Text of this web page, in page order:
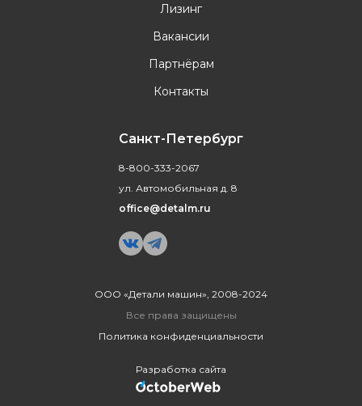
ООО «Детали машин», 2008-2024
Все права защищены
Политика конфиденциальности
Разработка сайта
Лизинг
Вакансии
Партнёрам
Контакты
Санкт-Петербург
8-800-333-2067
ул. Автомобильная д. 8
office@detalm.ru